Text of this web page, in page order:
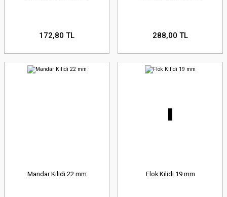
172,80 TL 288,00 TL
Mandar Kilidi 22 mm Flok Kilidi 19 mm